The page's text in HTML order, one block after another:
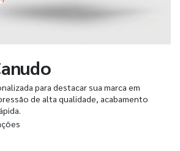
para destacar sua marca em
de alta qualidade, acabamento